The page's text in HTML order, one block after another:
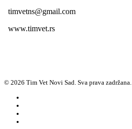
timvetns@gmail.com
www.timvet.rs
© 2026 Tim Vet Novi Sad. Sva prava zadržana.